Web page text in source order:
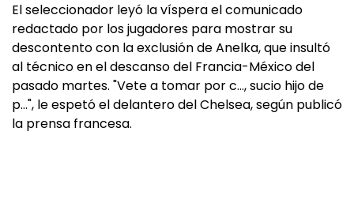
El seleccionador leyó la víspera el comunicado
redactado por los jugadores para mostrar su
descontento con la exclusión de Anelka, que insultó
al técnico en el descanso del Francia-México del
pasado martes. "Vete a tomar por c…, sucio hijo de
p…", le espetó el delantero del Chelsea, según publicó
la prensa francesa.